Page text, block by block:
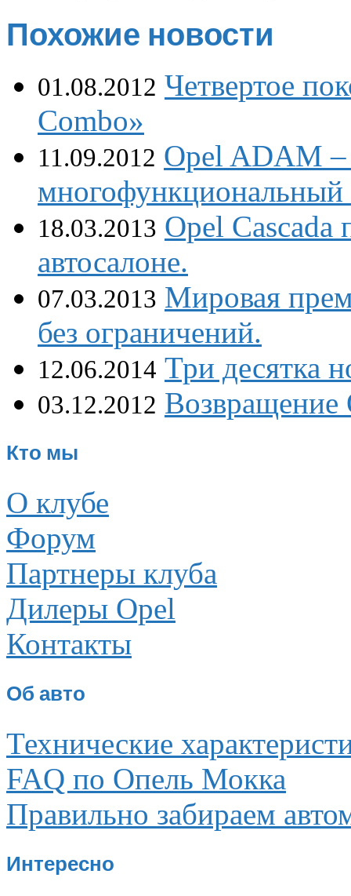
Похожие новости
01.08.2012 Четвертое
Combo»
11.09.2012 Opel ADAM
многофункциональный
18.03.2013 Opel Cascada
автосалоне.
07.03.2013 Мировая
без ограничений.
12.06.2014 Три десятка
03.12.2012 Возвращение
Кто мы
О клубе
Форум
Партнеры клуба
Дилеры Opel
Контакты
Об авто
Технические
FAQ по Опель Мокка
Правильно забираем
Интересно